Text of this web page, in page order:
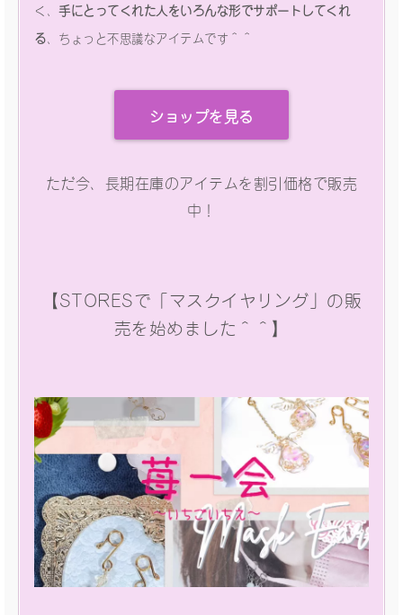
く、 手にとってくれた人をいろんな形でサポートしてくれ
る 、ちょっと不思議なアイテムです＾＾
ショップを見る
ただ今、長期在庫のアイテムを割引価格で販売
中！
【STORESで「マスクイヤリング」の販
売を始めました＾＾】